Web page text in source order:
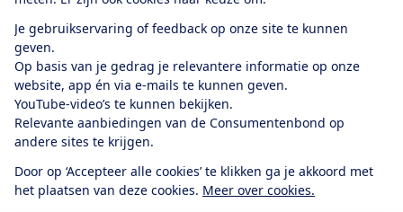
Je gebruikservaring of feedback op onze site te kunnen
geven.
Op basis van je gedrag je relevantere informatie op onze
website, app én via e-mails te kunnen geven.
YouTube-video’s te kunnen bekijken.
Relevante aanbiedingen van de Consumentenbond op
andere sites te krijgen.
Door op ‘Accepteer alle cookies’ te klikken ga je akkoord met
het plaatsen van deze cookies. Meer over cookies.
app
Algemene Voorwaarden
Privacyverklaring
Cookiebeleid
Privacyvoorkeuren
Toegankelijkheid
RSS-feed nieuws
Facebook
TwitterInstagram
YoutubeLinkedIn
12.901consumentenbeoordelen de Consumentenbondmet gemiddeld